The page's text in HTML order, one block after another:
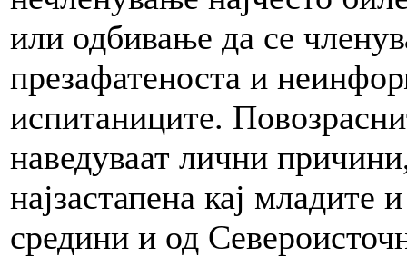
или одбивање да се
презафатеноста и
испитаниците.
наведуваат лични
најзастапена кај младите
средини и од